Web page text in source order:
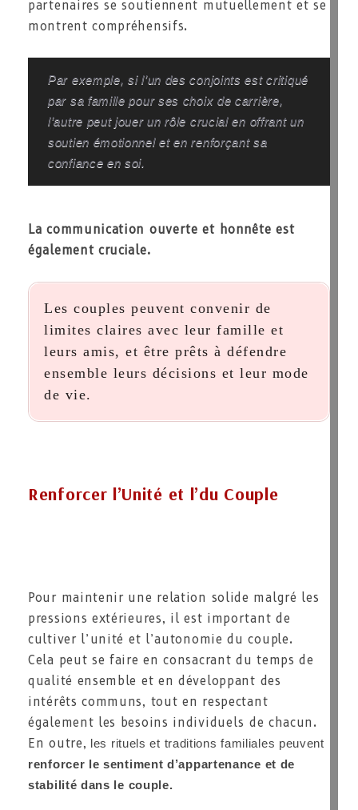
partenaires se soutiennent mutuellement et se
montrent compréhensifs.
Par exemple, si l’un des conjoints est critiqué
par sa famille pour ses choix de carrière,
l’autre peut jouer un rôle crucial en offrant un
soutien émotionnel et en renforçant sa
confiance en soi.
La communication ouverte et honnête est
également cruciale.
Les couples peuvent convenir de
limites claires avec leur famille et
leurs amis, et être prêts à défendre
ensemble leurs décisions et leur mode
de vie.
Renforcer l’Unité et l’du Couple
Pour maintenir une relation solide malgré les
pressions extérieures, il est important de
cultiver l’unité et l’autonomie du couple.
Cela peut se faire en consacrant du temps de
qualité ensemble et en développant des
intérêts communs, tout en respectant
également les besoins individuels de chacun.
En outre, les rituels et traditions familiales peuvent
renforcer le sentiment d’appartenance et de
stabilité dans le couple.